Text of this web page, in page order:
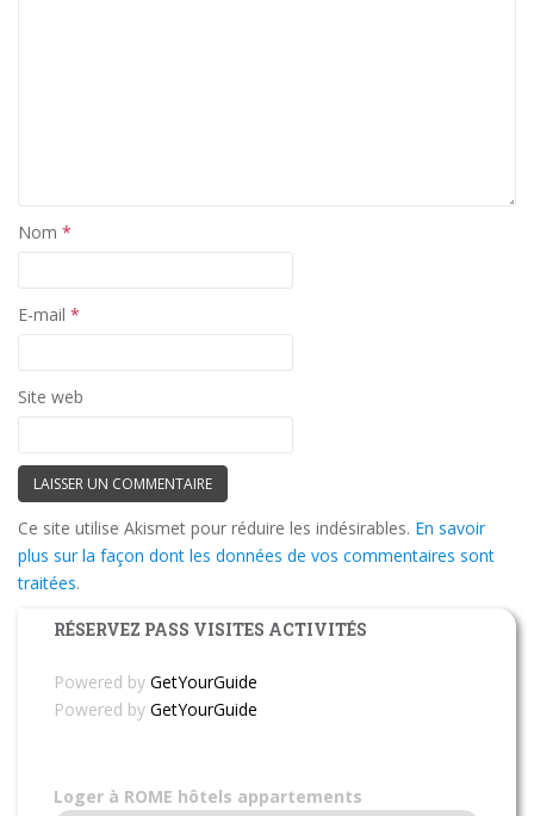
Nom *
E-mail *
Site web
Ce site utilise Akismet pour réduire les indésirables. En savoir
plus sur la façon dont les données de vos commentaires sont
traitées.
RÉSERVEZ PASS VISITES ACTIVITÉS
Powered by GetYourGuide
Powered by GetYourGuide
Loger à ROME hôtels appartements